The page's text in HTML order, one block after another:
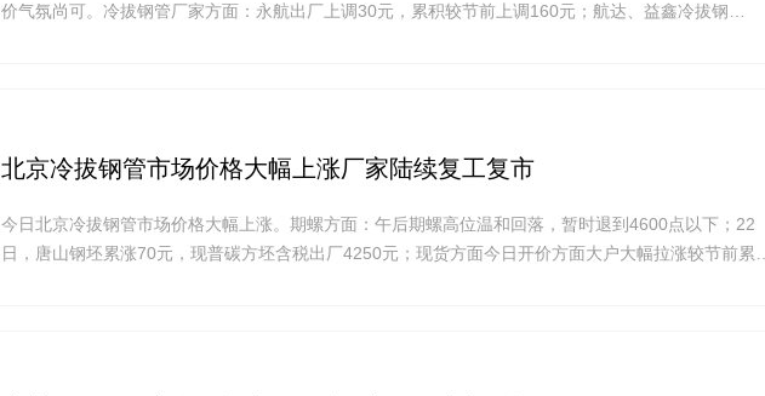
价气氛尚可。冷拔钢管厂家方面：永航出厂上调30元，累积较节前上调160元；航达、益鑫冷拔钢…
北京冷拔钢管市场价格大幅上涨厂家陆续复工复市
今日北京冷拔钢管市场价格大幅上涨。期螺方面：午后期螺高位温和回落，暂时退到4600点以下；22
日，唐山钢坯累涨70元，现普碳方坯含税出厂4250元；现货方面今日开价方面大户大幅拉涨较节前累…